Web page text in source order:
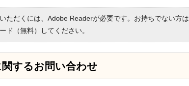
ただくには、Adobe Readerが必要です。お持ちでない方は
ド（無料）してください。
するお問い合わせ